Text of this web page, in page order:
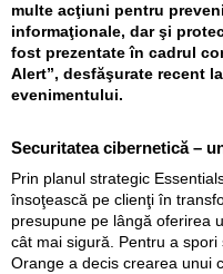
multe acţiuni pentru
informaţionale, dar şi
fost prezentate în cadrul
Alert”, desfăşurate recent
evenimentului.
Securitatea cibernetică –
Prin planul strategic
însoţească pe clienţi în
presupune pe lângă oferirea
cât mai sigură. Pentru a
Orange a decis crearea unui